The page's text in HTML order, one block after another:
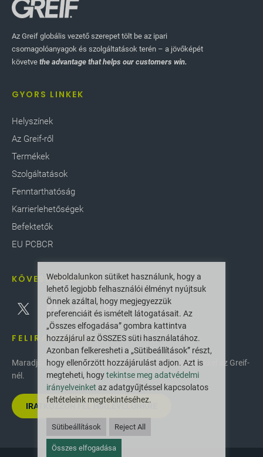
Az Greif globális vezető szerepet tölt be az ipari
csomagolóanyagok és szolgáltatások terén – a jövőképét
követve the advantage that helps our customers win.
GYORS LINKEK
Helyszínek
Az Greif-ről
Termékek
Szolgáltatások
Fenntarthatóság
Karrierlehetőségek
Befektetők
EU PCBCR
KÖVESS MINKET
FELIRATKOZÁS
Maradjon naprakész a legújabb innovációkkal és hírekkel az Greif-
nél.
IRATKOZZON FEL HÍRLEVELÜNKRE
Weboldalunkon sütiket használunk, hogy a
lehető legjobb felhasználói élményt nyújtsuk
Önnek azáltal, hogy megjegyezzük
preferenciáit és ismételt látogatásait. Az
„Összes elfogadása” gombra kattintva
hozzájárul az ÖSSZES süti használatához.
Azonban felkeresheti a „Sütibeállítások” részt,
hogy ellenőrzött hozzájárulást adjon. Azt is
megteheti, hogytekintse meg adatvédelmi
irányelveinket az adatgyűjtéssel kapcsolatos
feltételeink megtekintéséhez.
Sütibeállítások Reject All
Összes elfogadása